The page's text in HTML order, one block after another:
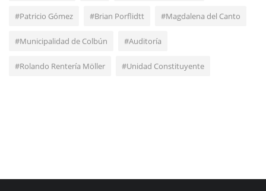
#Patricio Gómez #Brian Porflidtt #Magdalena del Canto
#Municipalidad de Colbún #Auditoría
#Rolando Rentería Möller #Unidad Constituyente